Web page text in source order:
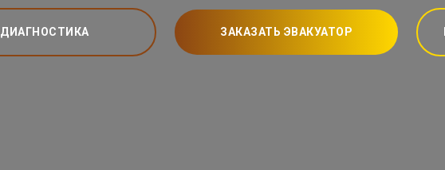
ДИАГНОСТИКА ЗАКАЗАТЬ ЭВАКУАТОР